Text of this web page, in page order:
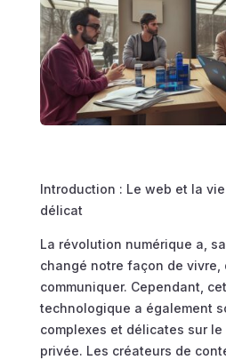
Introduction : Le web et la
délicat
La révolution numérique a,
changé notre façon de vivre,
communiquer. Cependant,
technologique a également
complexes et délicates sur
privée. Les créateurs de